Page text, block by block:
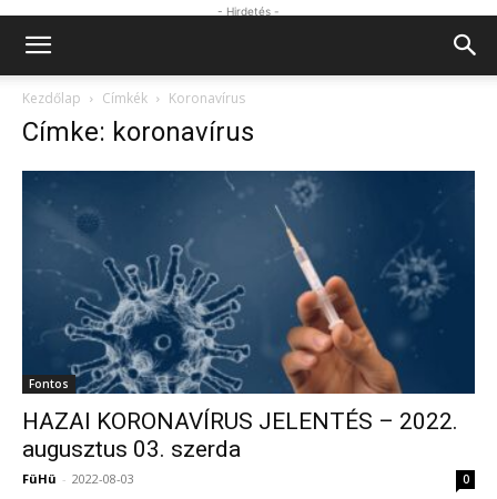
- Hirdetés -
Kezdőlap Címkék Koronavírus
Címke: koronavírus
Fontos
HAZAI KORONAVÍRUS JELENTÉS – 2022.
augusztus 03. szerda
FüHü - 2022-08-03 0